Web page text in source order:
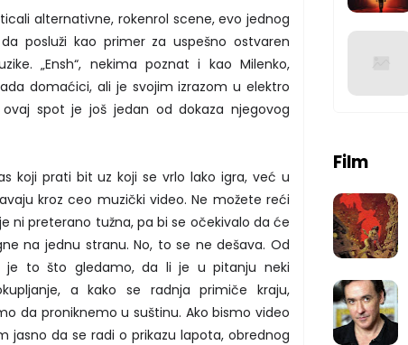
alternativne, rokenrol scene, evo jednog
posluži kao primer za uspešno ostvaren
„Ensh“, nekima poznat i kao Milenko,
domaćici, ali je svojim izrazom u elektro
spot je još jedan od dokaza njegovog
koji prati bit uz koji se vrlo lako igra, već u
kroz ceo muzički video. Ne možete reći
ni preterano tužna, pa bi se očekivalo da će
na jednu stranu. No, to se ne dešava. Od
je to što gledamo, da li je u pitanju neki
a kako se radnja primiče kraju,
da proniknemo u suštinu. Ako bismo video
jasno da se radi o prikazu lapota, obrednog
Film